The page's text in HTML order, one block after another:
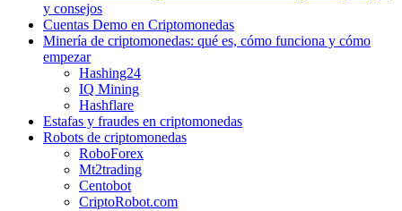
y consejos
Cuentas Demo en Criptomonedas
Minería de criptomonedas: qué es, cómo funciona y cómo
empezar
Hashing24
IQ Mining
Hashflare
Estafas y fraudes en criptomonedas
Robots de criptomonedas
RoboForex
Mt2trading
Centobot
CriptoRobot.com